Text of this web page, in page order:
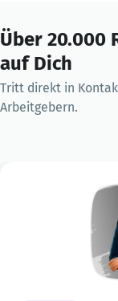
Über 20.000
auf Dich
Tritt direkt in
Arbeitgebern.